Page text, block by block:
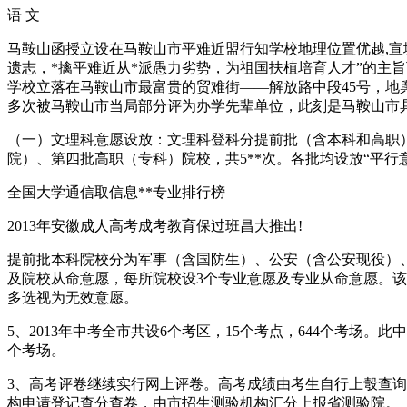
语 文
马鞍山函授立设在马鞍山市平难近盟行知学校地理位置优越,
遗志，*擒平难近从*派愚力劣势，为祖国扶植培育人才”的主
学校立落在马鞍山市最富贵的贸难街——解放路中段45号，地
多次被马鞍山市当局部分评为办学先辈单位，此刻是马鞍山市
（一）文理科意愿设放：文理科登科分提前批（含本科和高
院）、第四批高职（专科）院校，共5**次。各批均设放“平
全国大学通信取信息**专业排行榜
2013年安徽成人高考成考教育保过班昌大推出!
提前批本科院校分为军事（含国防生）、公安（含公安现役
及院校从命意愿，每所院校设3个专业意愿及专业从命意愿。
多选视为无效意愿。
5、2013年中考全市共设6个考区，15个考点，644个考场。
个考场。
3、高考评卷继续实行网上评卷。高考成绩由考生自行上彀查
构申请登记查分查卷，由市招生测验机构汇分上报省测验院。